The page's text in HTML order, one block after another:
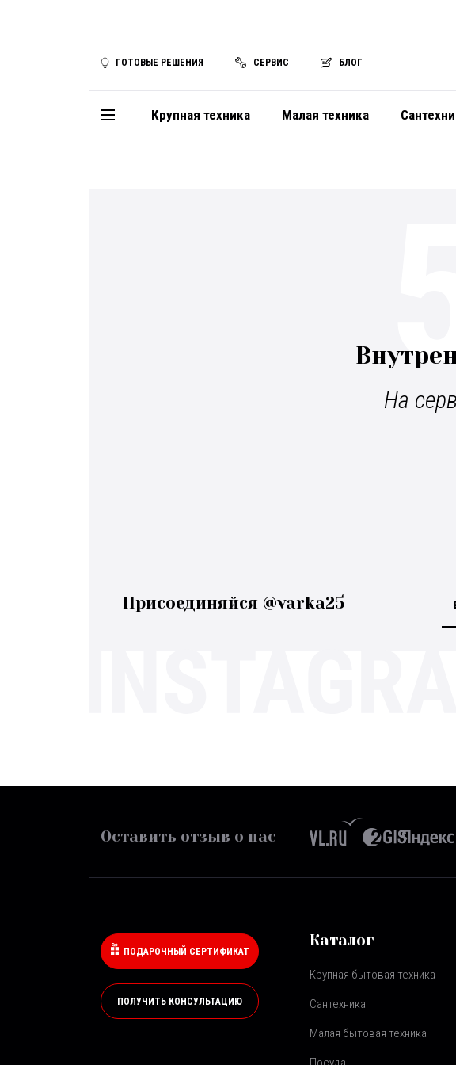
ГОТОВЫЕ РЕШЕНИЯ СЕРВИС БЛОГ
Крупная техника Малая техника
На
Присоединяйся @varka25
Оставить отзыв о нас
ПОДАРОЧНЫЙ СЕРТИФИКАТ
ПОЛУЧИТЬ КОНСУЛЬТАЦИЮ
Каталог
Крупная бытовая техника
Сантехника
Малая бытовая техника